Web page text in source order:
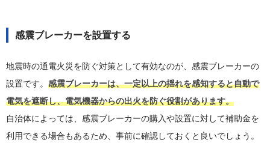
感震ブレーカーを設置する
地震時の通電火災を防ぐ対策として有効なのが、感震ブレーカーの
設置です。 感震ブレーカーは、一定以上の揺れを感知すると自動で
電気を遮断し、電気機器からの出火を防ぐ役割があります。
自治体によっては、感震ブレーカーの購入や設置に対して補助金を
利用できる場合もあるため、事前に確認しておくと良いでしょう。